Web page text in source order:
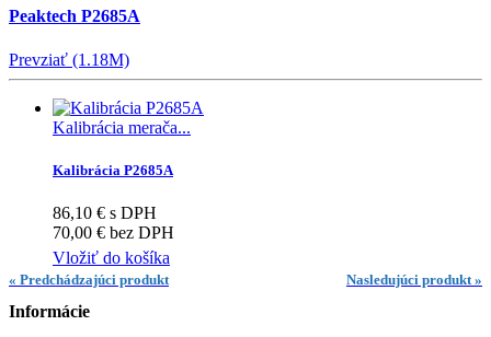
Peaktech P2685A
Prevziať (1.18M)
Kalibrácia merača...
Kalibrácia P2685A
86,10 € s DPH
70,00 € bez DPH
Vložiť do košíka
« Predchádzajúci produkt Nasledujúci produkt »
Informácie